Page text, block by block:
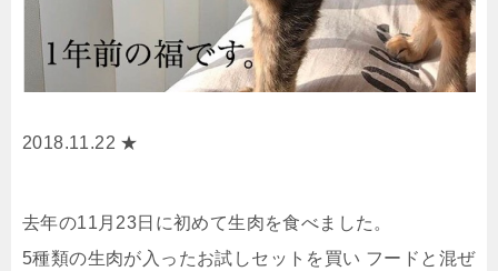
2018.11.22 ★
去年の11月23日に初めて生肉を食べました。
5種類の生肉が入ったお試しセットを買い フードと混ぜ